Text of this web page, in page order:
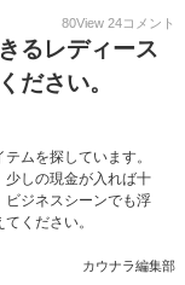
80View 24コメント
るレディース
ださい。
ムを探しています。
少しの現金が入れば十
ビジネスシーンでも浮
ください。
カウナラ編集部